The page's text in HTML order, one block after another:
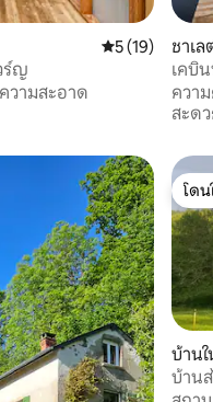
คะแนนเฉลี่ย 5
5 (19)
ร์ญ
ความสะอาด
ชาเล
เคบิ
โนรา
ควา
สะด
โด
โดน
บ้านใ
mps
บ้าน